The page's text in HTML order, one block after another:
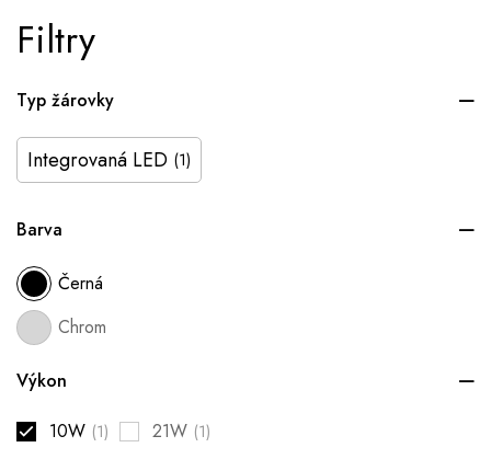
Filtry
Typ žárovky
Integrovaná LED (1)
Barva
Černá
Chrom
Výkon
10W (1) 21W (1)